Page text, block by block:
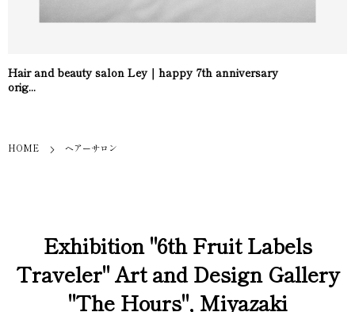
Hair and beauty salon Ley｜happy 7th anniversary
orig...
HOME ヘアーサロン
Exhibition "6th Fruit Labels
Traveler" Art and Design Gallery
"The Hours", Miyazaki